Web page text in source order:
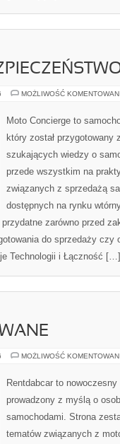
MOŻLIWOŚĆ
Moto Concierge to
który został przygotowany
szukających wiedzy o
przede wszystkim na
związanych z sprzedażą
dostępnych na rynku
zarówno przed
do sprzedaży czy
Technologii i Łączność […]
MOŻLIWOŚĆ
Rentdabcar to
prowadzony z myślą o
samochodami. Strona
tematów związanych z